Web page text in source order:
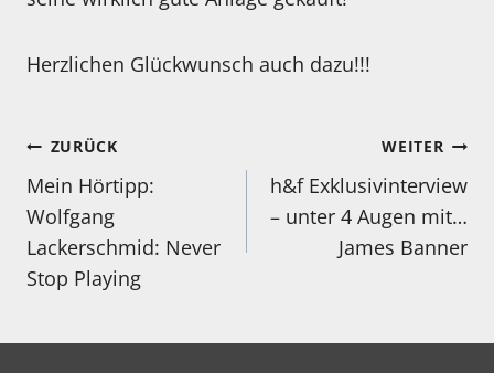
Herzlichen Glückwunsch auch dazu!!!
Beitragsnavigation
ZURÜCK
Mein Hörtipp:
Wolfgang
Lackerschmid: Never
Stop Playing
WEITER
h&f Exklusivinterview
– unter 4 Augen mit…
James Banner